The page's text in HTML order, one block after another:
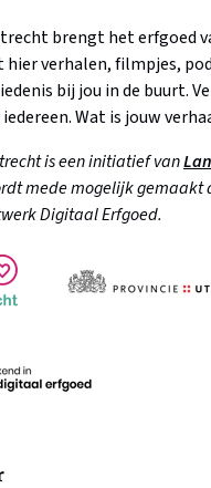
brengt het erfgoed
hier verhalen, filmpjes,
bij jou in de buurt.
Wat is jouw
is een initiatief van
mede mogelijk gemaakt
Digitaal Erfgoed.